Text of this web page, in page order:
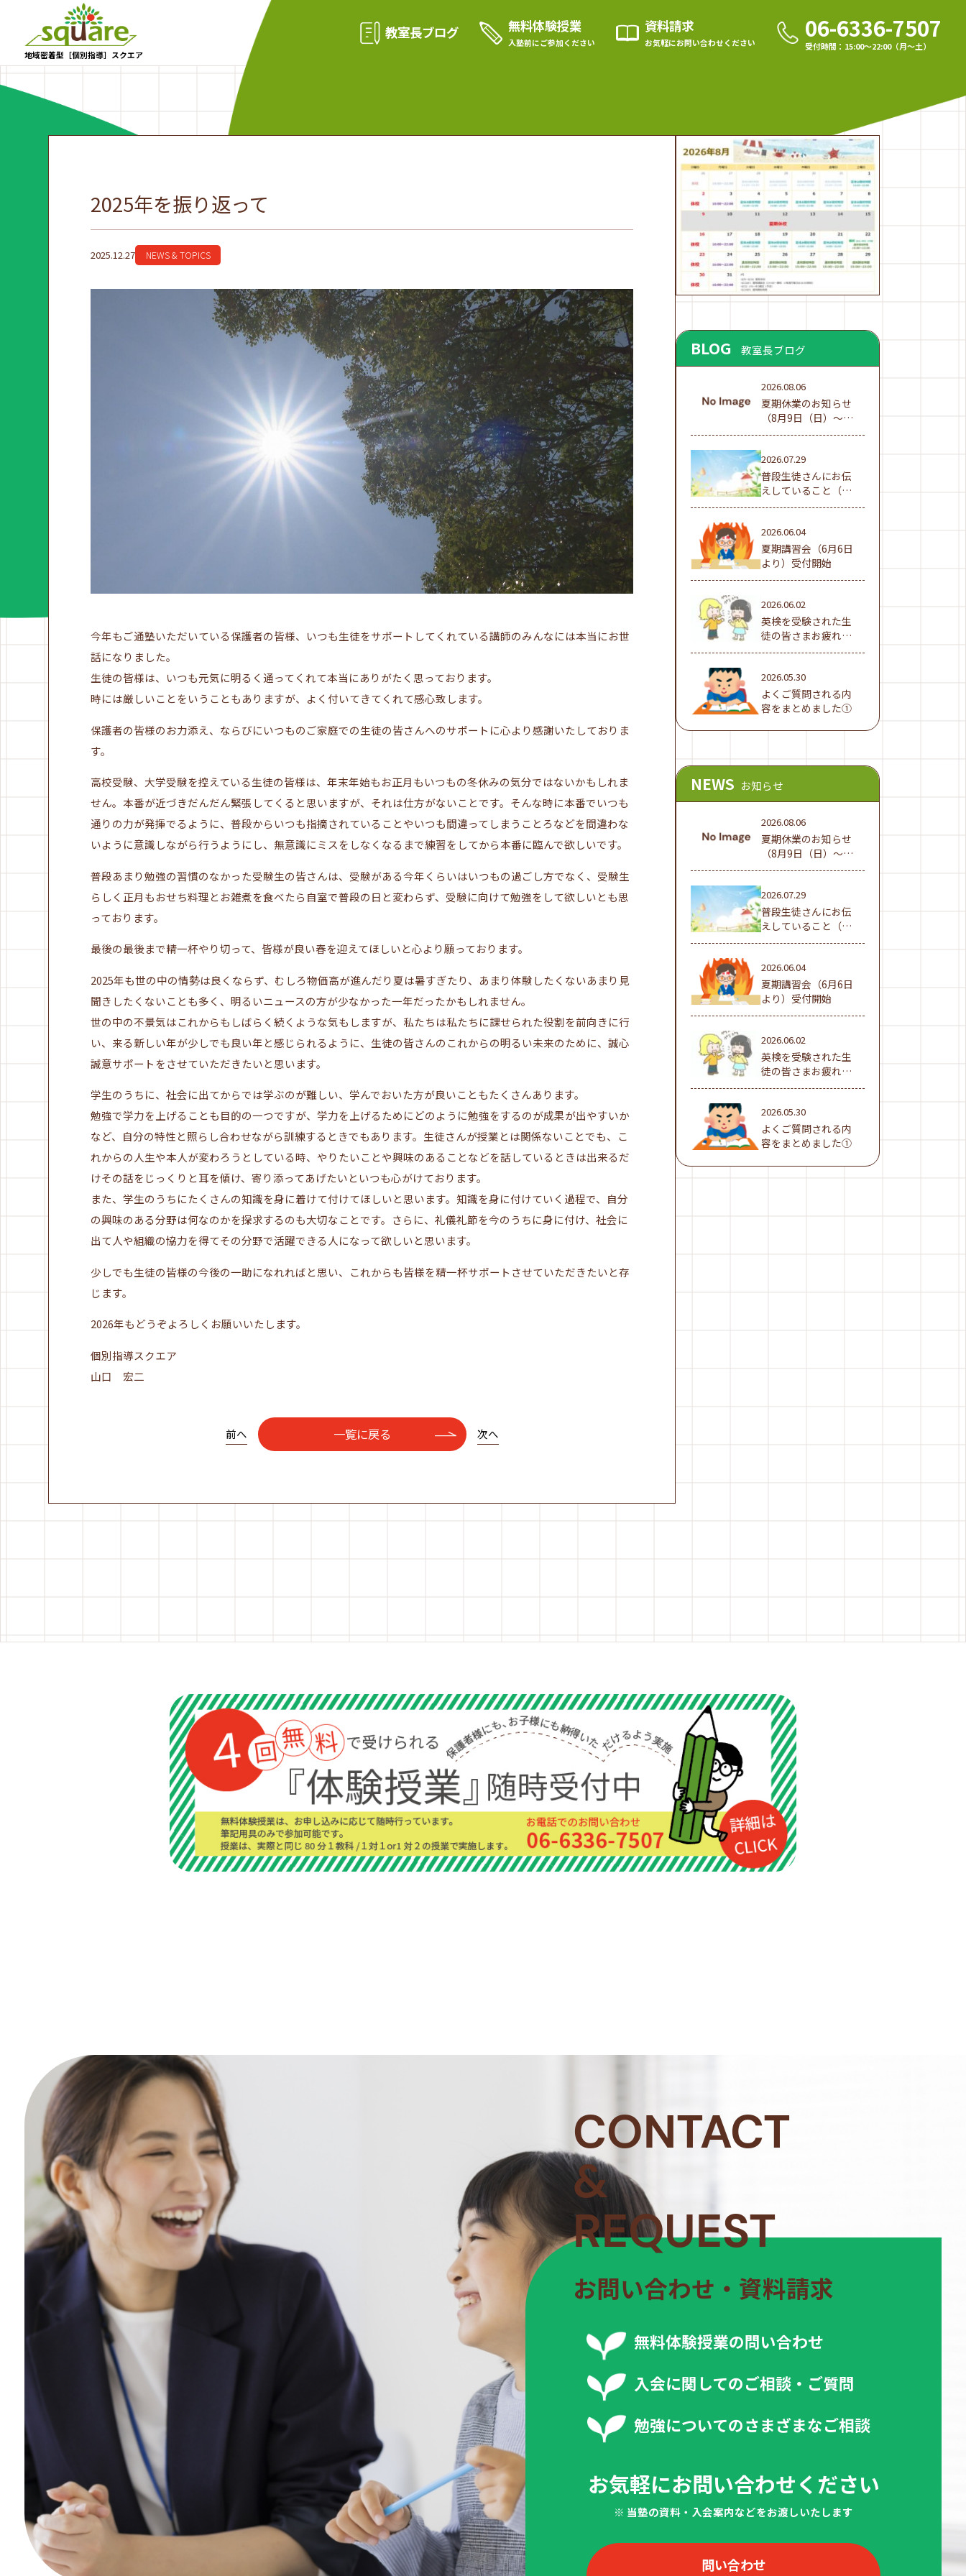
地域密着型［個別指導］スクエア
教室長ブログ 無料体験授業
入塾前にご参加ください
資料請求
お気軽にお問い合わせください 06-6336-7507
受付時間：15:00〜22:00（月〜土）
2025年を振り返って
2025.12.27 NEWS & TOPICS
今年もご通塾いただいている保護者の皆様、いつも生徒をサポートしてくれている講師のみんなには本当にお世
話になりました。
生徒の皆様は、いつも元気に明るく通ってくれて本当にありがたく思っております。
時には厳しいことをいうこともありますが、よく付いてきてくれて感心致します。
保護者の皆様のお力添え、ならびにいつものご家庭での生徒の皆さんへのサポートに心より感謝いたしておりま
す。
高校受験、大学受験を控えている生徒の皆様は、年末年始もお正月もいつもの冬休みの気分ではないかもしれま
せん。本番が近づきだんだん緊張してくると思いますが、それは仕方がないことです。そんな時に本番でいつも
通りの力が発揮でるように、普段からいつも指摘されていることやいつも間違ってしまうことろなどを間違わな
いように意識しながら行うようにし、無意識にミスをしなくなるまで練習をしてから本番に臨んで欲しいです。
普段あまり勉強の習慣のなかった受験生の皆さんは、受験がある今年くらいはいつもの過ごし方でなく、受験生
らしく正月もおせち料理とお雑煮を食べたら自室で普段の日と変わらず、受験に向けて勉強をして欲しいとも思
っております。
最後の最後まで精一杯やり切って、皆様が良い春を迎えてほしいと心より願っております。
2025年も世の中の情勢は良くならず、むしろ物価高が進んだり夏は暑すぎたり、あまり体験したくないあまり見
聞きしたくないことも多く、明るいニュースの方が少なかった一年だったかもしれません。
世の中の不景気はこれからもしばらく続くような気もしますが、私たちは私たちに課せられた役割を前向きに行
い、来る新しい年が少しでも良い年と感じられるように、生徒の皆さんのこれからの明るい未来のために、誠心
誠意サポートをさせていただきたいと思います。
学生のうちに、社会に出てからでは学ぶのが難しい、学んでおいた方が良いこともたくさんあります。
勉強で学力を上げることも目的の一つですが、学力を上げるためにどのように勉強をするのが成果が出やすいか
など、自分の特性と照らし合わせながら訓練するときでもあります。生徒さんが授業とは関係ないことでも、こ
れからの人生や本人が変わろうとしている時、やりたいことや興味のあることなどを話しているときは出来るだ
けその話をじっくりと耳を傾け、寄り添ってあげたいといつも心がけております。
また、学生のうちにたくさんの知識を身に着けて付けてほしいと思います。知識を身に付けていく過程で、自分
の興味のある分野は何なのかを探求するのも大切なことです。さらに、礼儀礼節を今のうちに身に付け、社会に
出て人や組織の協力を得てその分野で活躍できる人になって欲しいと思います。
少しでも生徒の皆様の今後の一助になれればと思い、これからも皆様を精一杯サポートさせていただきたいと存
じます。
2026年もどうぞよろしくお願いいたします。
個別指導スクエア
山口 宏二
前へ 一覧に戻る 次へ
BLOG 教室長ブログ
2026.08.06
夏期休業のお知らせ
（8月9日（日）～16
日（日））
2026.07.29
普段生徒さんにお伝
えしていること（夏
休み編①）
2026.06.04
夏期講習会（6月6日
より）受付開始
2026.06.02
英検を受験された生
徒の皆さまお疲れ様
でした！
2026.05.30
よくご質問される内
容をまとめました①
NEWS お知らせ
2026.08.06
夏期休業のお知らせ
（8月9日（日）～16
日（日））
2026.07.29
普段生徒さんにお伝
えしていること（夏
休み編①）
2026.06.04
夏期講習会（6月6日
より）受付開始
2026.06.02
英検を受験された生
徒の皆さまお疲れ様
でした！
2026.05.30
よくご質問される内
容をまとめました①
CONTACT
&
REQUEST
お問い合わせ・資料請求
無料体験授業の問い合わせ
入会に関してのご相談・ご質問
勉強についてのさまざまなご相談
お気軽にお問い合わせください
※ 当塾の資料・入会案内などをお渡しいたします
問い合わせ